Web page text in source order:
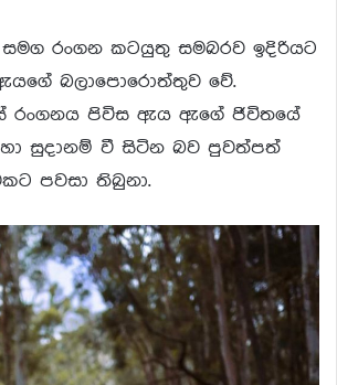
රංගන කටයුතු සමබරව ඉදිරියට
බලාපොරොත්තුව වේ.
රංගනය පිවිස ඇය ඇගේ ජිවිතයේ
සුදානම් වී සිටින බව පුවත්පත්
පවසා තිබුනා.